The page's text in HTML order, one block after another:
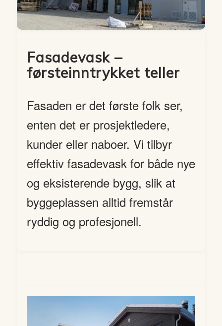
Fasadevask –
førsteinntrykket teller
Fasaden er det første folk ser,
enten det er prosjektledere,
kunder eller naboer. Vi tilbyr
effektiv fasadevask for både nye
og eksisterende bygg, slik at
byggeplassen alltid fremstår
ryddig og profesjonell.